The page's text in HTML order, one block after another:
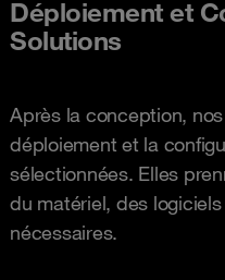
Déploiement et
Solutions
Après la conception,
déploiement et la
sélectionnées. Elles
du matériel, des
nécessaires.